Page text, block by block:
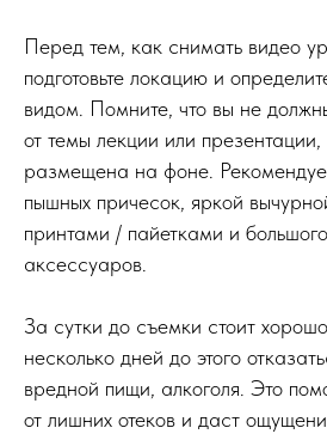
Перед тем, как снимать видео
подготовьте локацию и
видом. Помните, что вы не
от темы лекции или презентации,
размещена на фоне.
пышных причесок, яркой
принтами / пайетками и
аксессуаров.
За сутки до съемки стоит
несколько дней до этого
вредной пищи, алкоголя. Это
от лишних отеков и даст